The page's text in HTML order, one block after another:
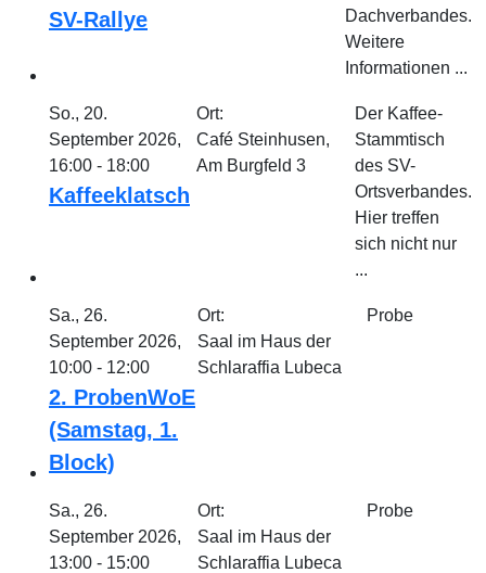
SV-Rallye
Dachverbandes.
Weitere
Informationen ...
So., 20.
September 2026,
16:00 - 18:00
Kaffeeklatsch
Ort:
Café Steinhusen,
Am Burgfeld 3
Der Kaffee-
Stammtisch
des SV-
Ortsverbandes.
Hier treffen
sich nicht nur
...
Sa., 26.
September 2026,
10:00 - 12:00
2. ProbenWoE
(Samstag, 1.
Block)
Ort:
Saal im Haus der
Schlaraffia Lubeca
Probe
Sa., 26.
September 2026,
13:00 - 15:00
Ort:
Saal im Haus der
Schlaraffia Lubeca
Probe